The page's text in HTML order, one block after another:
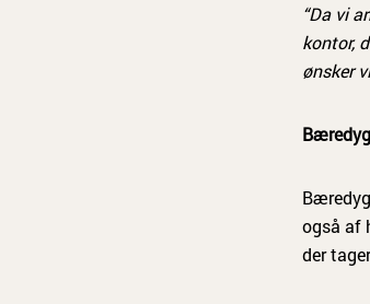
“Da vi
kontor,
ønsker
også af
der